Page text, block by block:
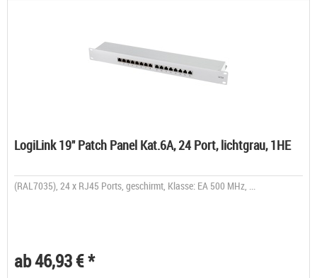
LogiLink 19" Patch Panel Kat.6A, 24 Port, lichtgrau, 1HE
(RAL7035), 24 x RJ45 Ports, geschirmt, Klasse: EA 500 MHz, ...
ab 46,93 € *